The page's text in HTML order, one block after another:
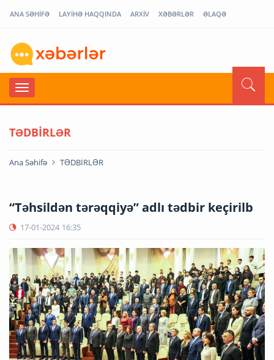
ANA SƏHİFƏ LAYİHƏ HAQQINDA ARXİV XƏBƏRLƏR ƏLAQƏ
TƏDBİRLƏR
Ana Səhifə TƏDBİRLƏR
“Təhsildən tərəqqiyə” adlı tədbir keçirilb
17-01-2024 16:35